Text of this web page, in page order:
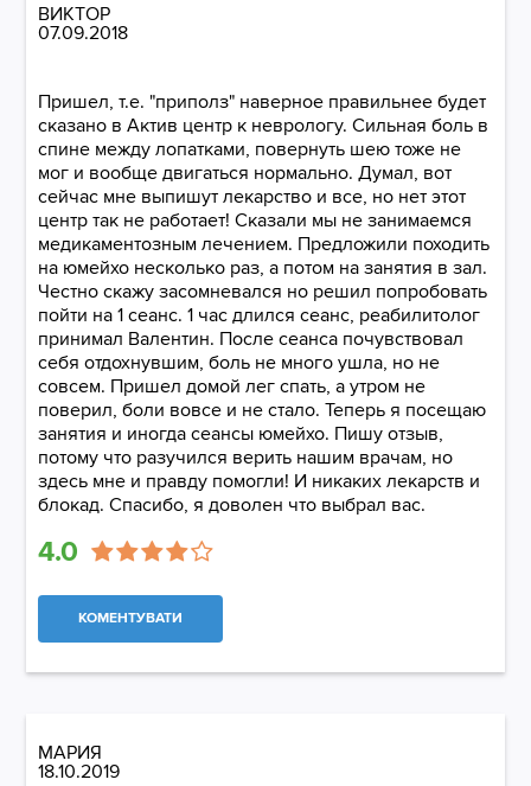
ВИКТОР
07.09.2018
Пришел, т.е. "приполз" наверное правильнее будет
сказано в Актив центр к неврологу. Сильная боль в
спине между лопатками, повернуть шею тоже не
мог и вообще двигаться нормально. Думал, вот
сейчас мне выпишут лекарство и все, но нет этот
центр так не работает! Сказали мы не занимаемся
медикаментозным лечением. Предложили походить
на юмейхо несколько раз, а потом на занятия в зал.
Честно скажу засомневался но решил попробовать
пойти на 1 сеанс. 1 час длился сеанс, реабилитолог
принимал Валентин. После сеанса почувствовал
себя отдохнувшим, боль не много ушла, но не
совсем. Пришел домой лег спать, а утром не
поверил, боли вовсе и не стало. Теперь я посещаю
занятия и иногда сеансы юмейхо. Пишу отзыв,
потому что разучился верить нашим врачам, но
здесь мне и правду помогли! И никаких лекарств и
блокад. Спасибо, я доволен что выбрал вас.
4.0
КОМЕНТУВАТИ
МАРИЯ
18.10.2019